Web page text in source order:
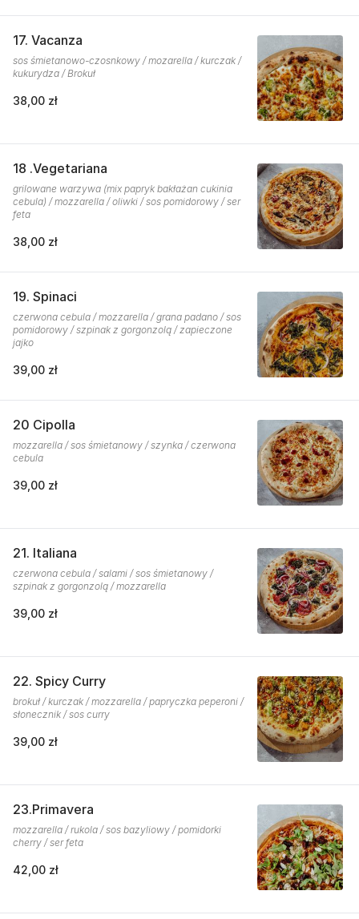
17. Vacanza
sos śmietanowo-czosnkowy / mozarella / kurczak /
kukurydza / Brokuł
38,00 zł
18 .Vegetariana
grilowane warzywa (mix papryk bakłażan cukinia
cebula) / mozzarella / oliwki / sos pomidorowy / ser
feta
38,00 zł
19. Spinaci
czerwona cebula / mozzarella / grana padano / sos
pomidorowy / szpinak z gorgonzolą / zapieczone
jajko
39,00 zł
20 Cipolla
mozzarella / sos śmietanowy / szynka / czerwona
cebula
39,00 zł
21. Italiana
czerwona cebula / salami / sos śmietanowy /
szpinak z gorgonzolą / mozzarella
39,00 zł
22. Spicy Curry
brokuł / kurczak / mozzarella / papryczka peperoni /
słonecznik / sos curry
39,00 zł
23.Primavera
mozzarella / rukola / sos bazyliowy / pomidorki
cherry / ser feta
42,00 zł